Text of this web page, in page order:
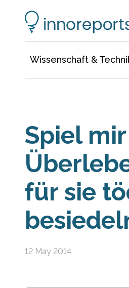
Wissenschaft &
Spiel
für sie
12 May 2014